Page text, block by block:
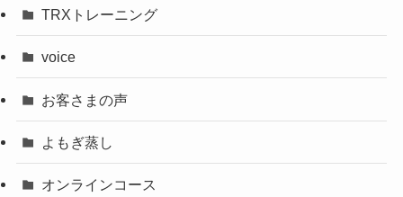
TRXトレーニング
voice
お客さまの声
よもぎ蒸し
オンラインコース